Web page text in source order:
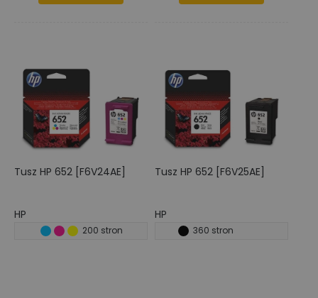
Tusz HP 652 [F6V24AE]
HP
200 stron
Tusz HP 652 [F6V25AE]
HP
360 stron